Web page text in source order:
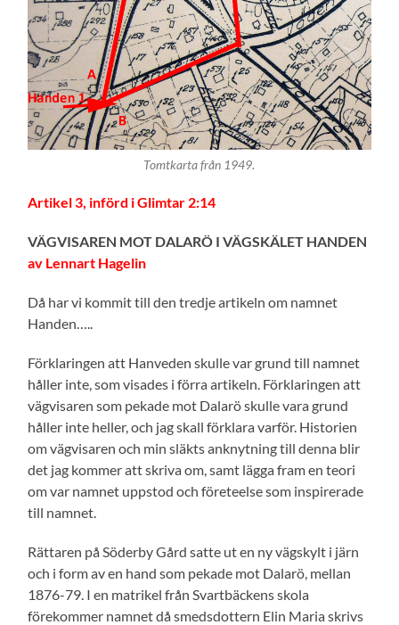
Tomtkarta från 1949.
Artikel 3, införd i Glimtar 2:14
VÄGVISAREN MOT DALARÖ I VÄGSKÄLET HANDEN
av Lennart Hagelin
Då har vi kommit till den tredje artikeln om namnet
Handen…..
Förklaringen att Hanveden skulle var grund till namnet
håller inte, som visades i förra artikeln. Förklaringen att
vägvisaren som pekade mot Dalarö skulle vara grund
håller inte heller, och jag skall förklara varför. Historien
om vägvisaren och min släkts anknytning till denna blir
det jag kommer att skriva om, samt lägga fram en teori
om var namnet uppstod och företeelse som inspirerade
till namnet.
Rättaren på Söderby Gård satte ut en ny vägskylt i järn
och i form av en hand som pekade mot Dalarö, mellan
1876-79. I en matrikel från Svartbäckens skola
förekommer namnet då smedsdottern Elin Maria skrivs